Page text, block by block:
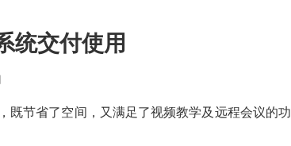
统交付使用
节省了空间，又满足了视频教学及远程会议的功